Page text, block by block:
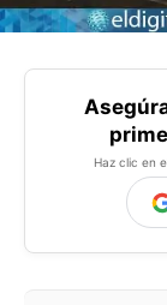
Haz clic en